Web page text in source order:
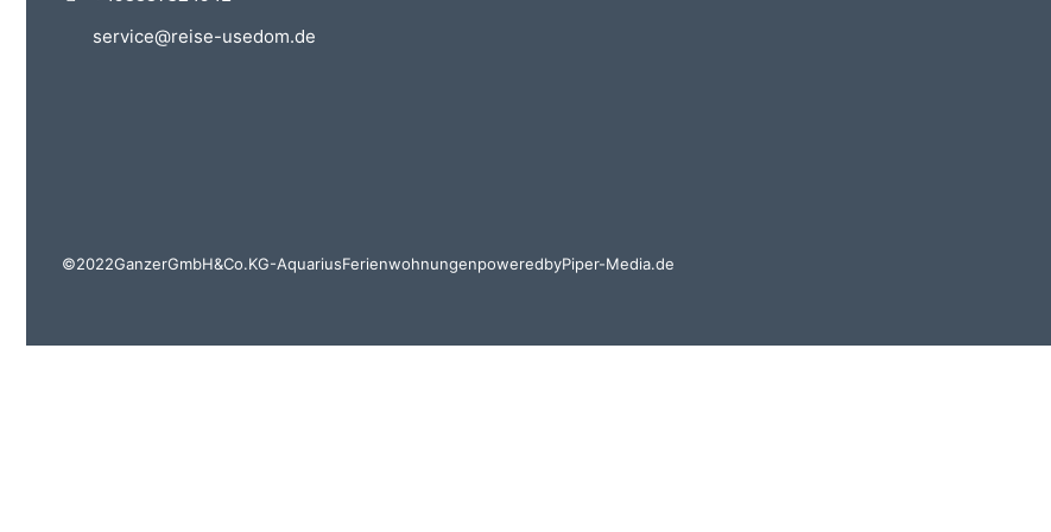
service@reise-usedom.de
© 2022 Ganzer GmbH & Co. KG - Aquarius Ferienwohnungenpowered byPiper-Media.de